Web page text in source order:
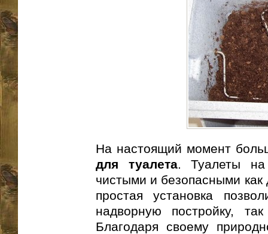
На настоящий момент
для туалета. Туалеты на
чистыми и безопасными
простая установка
надворную постройку,
Благодаря своему